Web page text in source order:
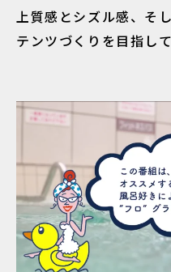
上質感とシズル感、そ
テンツづくりを目指し